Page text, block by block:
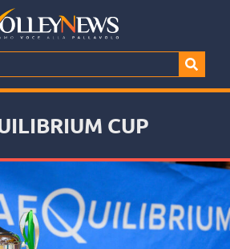
CUP